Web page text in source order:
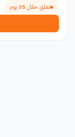
تغلق خلال 35 يوم